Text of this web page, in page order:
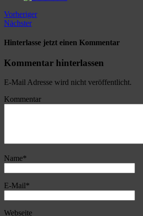
Vorheriger
Nächster
Hinterlasse jetzt einen Kommentar
Kommentar hinterlassen
E-Mail Adresse wird nicht veröffentlicht.
Kommentar
Name*
E-Mail*
Webseite